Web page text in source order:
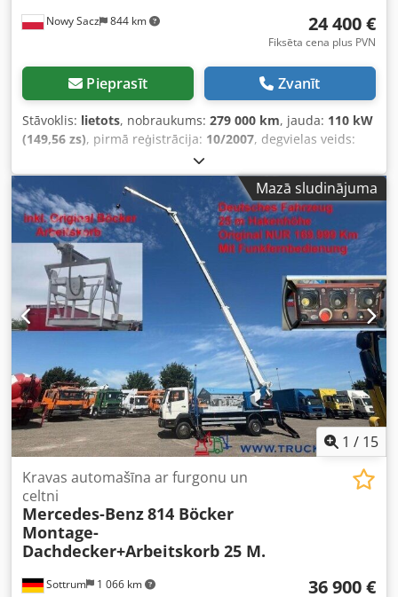
Nowy Sacz 844 km 24 400 €
Fiksēta cena plus PVN
Pieprasīt Zvanīt
Stāvoklis: lietots, nobraukums: 279 000 km, jauda: 110 kW
(149,56 zs), pirmā reģistrācija: 10/2007, degvielas veids:
, kopējais svars:7 490 kg
asis, krāsa:balts, pārnesuma veids:automātisks,
krautuves garums:3 000 mm , Ražošanas gads:2007,
Aprīkojums:ABS, celtnis, gaisa kondicionēšana,
Mazā sludinājuma
1 / 15
Sottrum 1 066 km
Kravas automašīna ar furgonu un
celtni
Mercedes-Benz814 Böcker
Montage-
Dachdecker+Arbeitskorb 25 M.
36 900 €